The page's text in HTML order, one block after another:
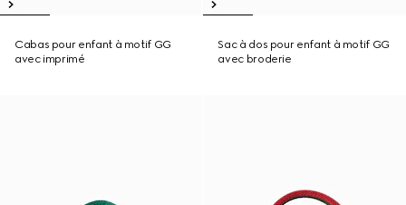
Cabas pour enfant à motif GG
avec imprimé
Sac à dos pour enfant à motif GG
avec broderie